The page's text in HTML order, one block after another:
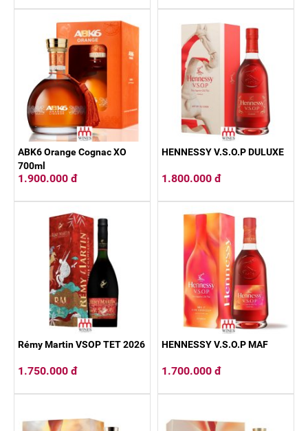
ABK6 Orange Cognac XO
700ml
1.900.000 đ
HENNESSY V.S.O.P DULUXE
1.800.000 đ
Rémy Martin VSOP TET 2026
1.750.000 đ
HENNESSY V.S.O.P MAF
1.700.000 đ